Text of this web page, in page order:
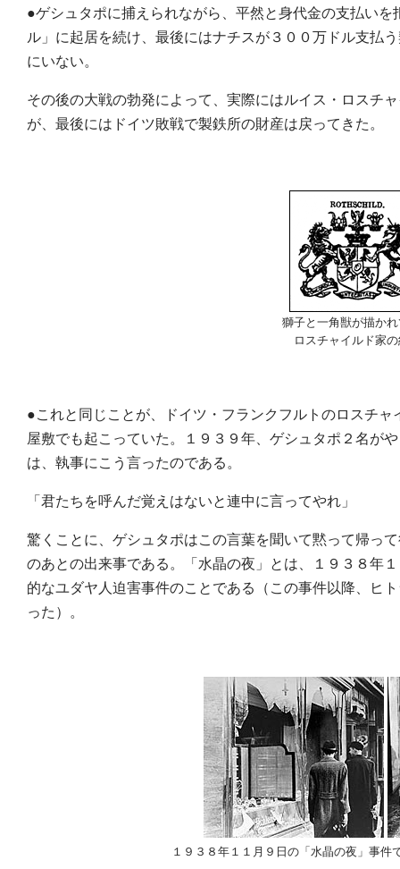
●ゲシュタポに捕えられながら、平然と身代金の支払い
ル」に起居を続け、最後にはナチスが３００万ドル支払
にいない。
その後の大戦の勃発によって、実際にはルイス・ロスチ
が、最後にはドイツ敗戦で製鉄所の財産は戻ってきた。
獅子と一角獣が描か
ロスチャイルド家
●これと同じことが、ドイツ・フランクフルトのロスチ
屋敷でも起こっていた。１９３９年、ゲシュタポ２名が
は、執事にこう言ったのである。
「君たちを呼んだ覚えはないと連中に言ってやれ」
驚くことに、ゲシュタポはこの言葉を聞いて黙って帰っ
のあとの出来事である。「水晶の夜」とは、１９３８年
的なユダヤ人迫害事件のことである（この事件以降、ヒ
った）。
１９３８年１１月９日の「水晶の夜」事件